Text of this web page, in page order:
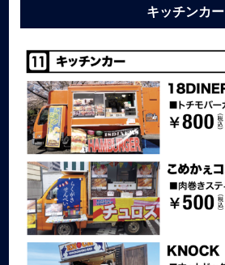
キッチンカー